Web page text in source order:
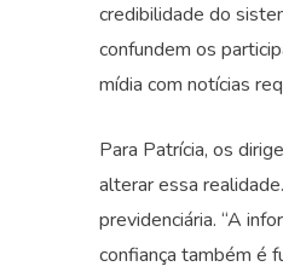
credibilidade do
confundem os
mídia com notícias
Para Patrícia, os
alterar essa
previdenciária. “A
confiança também é